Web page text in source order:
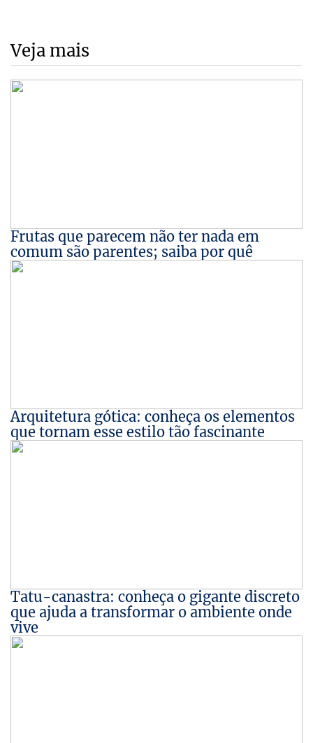
Veja mais
Frutas que parecem não ter nada em
comum são parentes; saiba por quê
Arquitetura gótica: conheça os elementos
que tornam esse estilo tão fascinante
Tatu-canastra: conheça o gigante discreto
que ajuda a transformar o ambiente onde
vive